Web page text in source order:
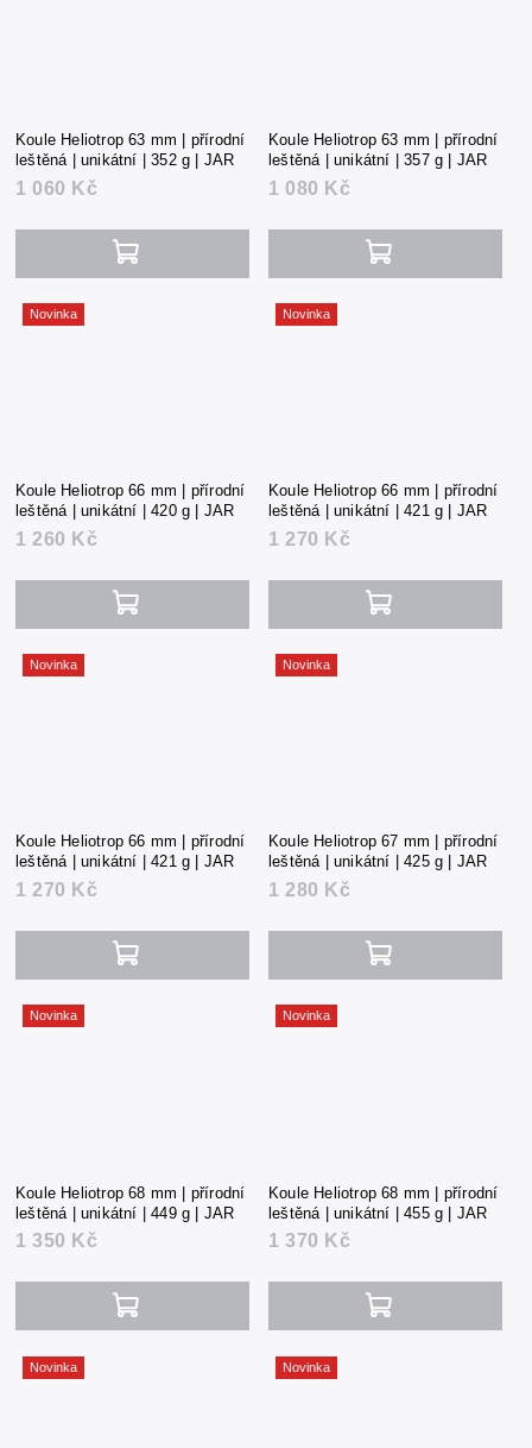
Koule Heliotrop 63 mm | přírodní
leštěná | unikátní | 352 g | JAR
1 060 Kč
Koule Heliotrop 63 mm | přírodní
leštěná | unikátní | 357 g | JAR
1 080 Kč
Novinka
Koule Heliotrop 66 mm | přírodní
leštěná | unikátní | 420 g | JAR
1 260 Kč
Novinka
Koule Heliotrop 66 mm | přírodní
leštěná | unikátní | 421 g | JAR
1 270 Kč
Novinka
Koule Heliotrop 66 mm | přírodní
leštěná | unikátní | 421 g | JAR
1 270 Kč
Novinka
Koule Heliotrop 67 mm | přírodní
leštěná | unikátní | 425 g | JAR
1 280 Kč
Novinka
Koule Heliotrop 68 mm | přírodní
leštěná | unikátní | 449 g | JAR
1 350 Kč
Novinka
Koule Heliotrop 68 mm | přírodní
leštěná | unikátní | 455 g | JAR
1 370 Kč
Novinka Novinka